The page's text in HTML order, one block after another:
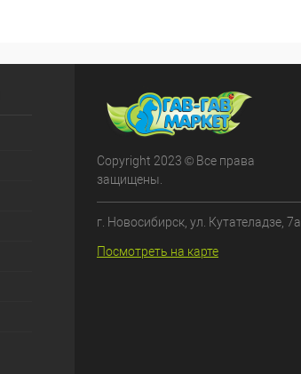
Copyright 2023 © Все права
защищены.
г. Новосибирск, ул. Кутателадзе, 7а
Посмотреть на карте